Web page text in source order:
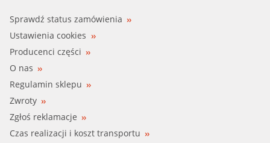
Sprawdź status zamówienia
Ustawienia cookies
Producenci części
O nas
Regulamin sklepu
Zwroty
Zgłoś reklamacje
Czas realizacji i koszt transportu